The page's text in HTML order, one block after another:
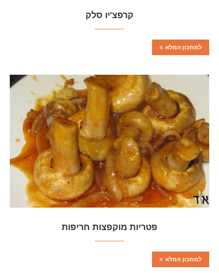
קרפצ'יו סלק
למתכון המלא
פטריות מוקפצות חריפות
למתכון המלא